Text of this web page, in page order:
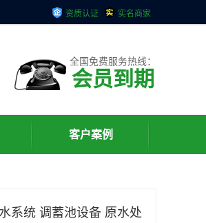
资质认证 实名商家
全国免费服务热线：
会员到期
客户案例
系统 调蓄池设备 原水处